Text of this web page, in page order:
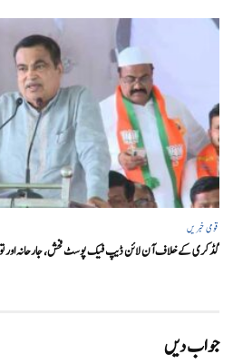
قومی خبریں
گڈکری کے خلاف آن لائن ڈیپ فیک پوسٹ فحش، جارحانہ اور
جواب دیں